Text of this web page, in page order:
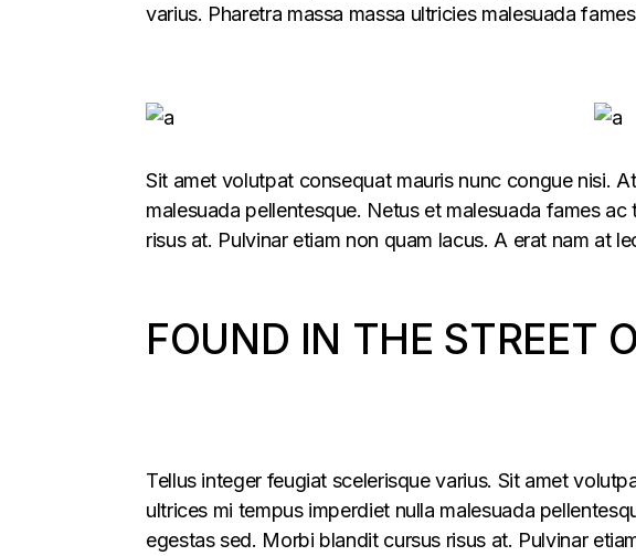
varius. Pharetra massa massa ultricies malesuada
Sit amet volutpat consequat mauris nunc congue nisi.
malesuada pellentesque. Netus et malesuada fames
risus at. Pulvinar etiam non quam lacus. A erat nam at
FOUND IN THE STREET
Tellus integer feugiat scelerisque varius. Sit amet
ultrices mi tempus imperdiet nulla malesuada
egestas sed. Morbi blandit cursus risus at. Pulvinar